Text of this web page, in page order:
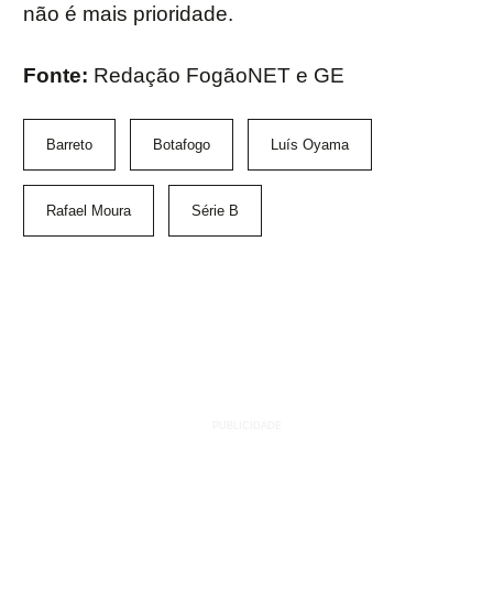
não é mais prioridade.
Fonte: Redação FogãoNET e GE
Barreto Botafogo Luís Oyama
Rafael Moura Série B